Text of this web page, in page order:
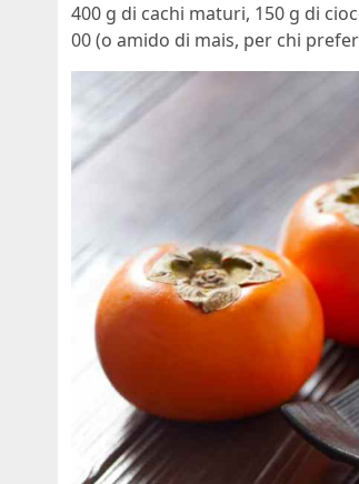
400 g di cachi maturi, 150 g di
00 (o amido di mais, per chi